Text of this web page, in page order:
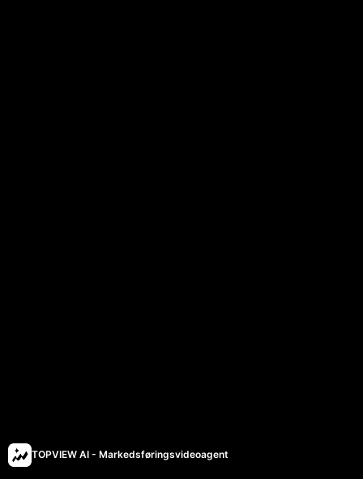
TOPVIEW AI - Markedsføringsvideoagent